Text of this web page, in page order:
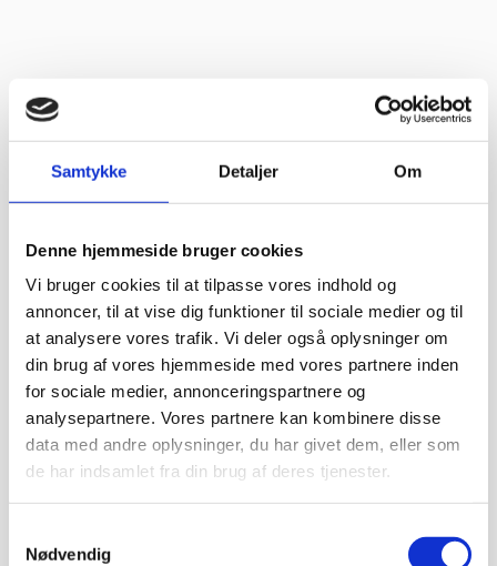
Samtykke Detaljer Om
Denne hjemmeside bruger cookies
Vi bruger cookies til at tilpasse vores indhold og
annoncer, til at vise dig funktioner til sociale medier og til
at analysere vores trafik. Vi deler også oplysninger om
din brug af vores hjemmeside med vores partnere inden
for sociale medier, annonceringspartnere og
analysepartnere. Vores partnere kan kombinere disse
data med andre oplysninger, du har givet dem, eller som
de har indsamlet fra din brug af deres tjenester.
Nødvendig